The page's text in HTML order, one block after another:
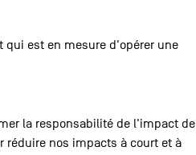
est en mesure d'opérer une
la responsabilité de l'impact de
réduire nos impacts à court et à